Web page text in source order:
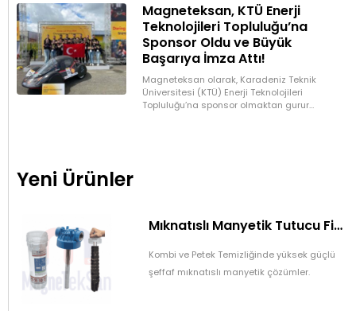
Magneteksan, KTÜ Enerji
Teknolojileri Topluluğu’na
Sponsor Oldu ve Büyük
Başarıya İmza Attı!
Magneteksan olarak, Karadeniz Teknik
Üniversitesi (KTÜ) Enerji Teknolojileri
Topluluğu’na sponsor olmaktan gurur
Yeni Ürünler
Mıknatıslı Manyetik Tutucu Filtre Mıknatıs – Petek ve Kombi Temizliği
Kombi ve Petek Temizliğinde yüksek güçlü
şeffaf mıknatıslı manyetik çözümler.